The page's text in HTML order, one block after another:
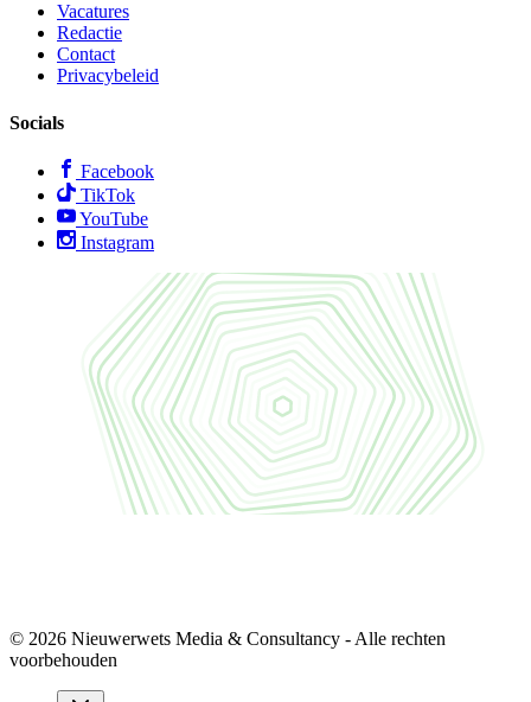
Vacatures
Redactie
Contact
Privacybeleid
Socials
Facebook
TikTok
YouTube
Instagram
© 2026 Nieuwerwets Media & Consultancy - Alle rechten
voorbehouden